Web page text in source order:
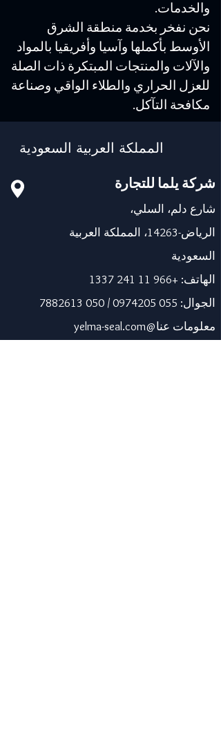
والخدمات.
نحن نفخر بخدمة منطقة الشرق
الأوسط بأكملها وآسيا وأفريقيا بالمواد
والآلات والمنتجات المبتكرة ذات الصلة
للعزل الحراري والطلاء الواقي وصناعة
مكافحة التآكل.
المملكة العربية السعودية
شركة يلما للتجارة
شارع دلم، السلي،
الرياض-14263، المملكة العربية
السعودية
الهاتف: +966 11 241 1337
الجوال: 055 0974205
/
050 7882613
معلومات عنا@yelma-seal.com